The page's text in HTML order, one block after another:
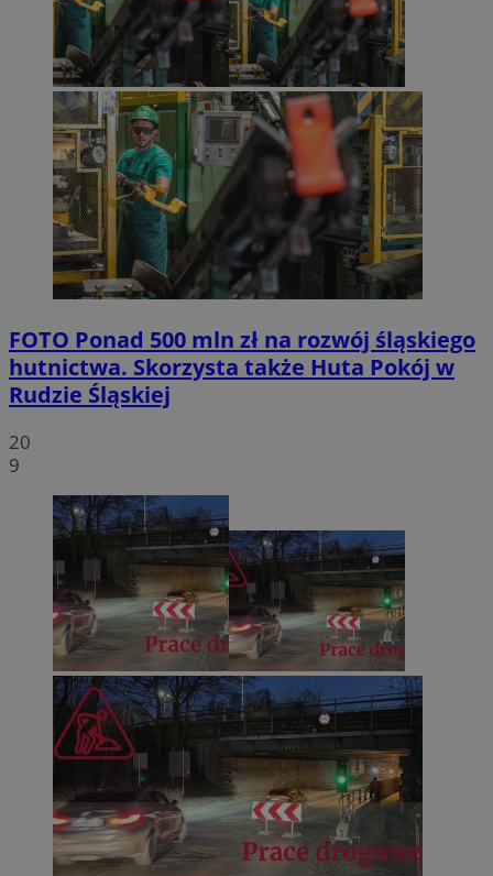
FOTO Ponad 500 mln zł na rozwój śląskiego
hutnictwa. Skorzysta także Huta Pokój w
Rudzie Śląskiej
20
9